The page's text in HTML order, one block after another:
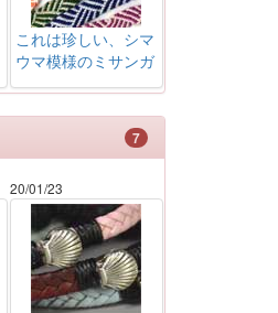
これは珍しい、シマ
ウマ模様のミサンガ
7
20/01/23